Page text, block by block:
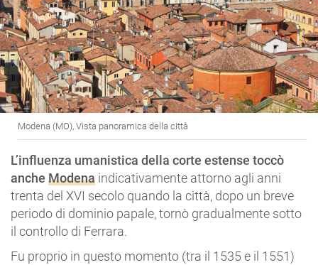
Modena (MO), Vista panoramica della città
L’influenza umanistica della corte estense toccò
anche Modena indicativamente attorno agli anni
trenta del XVI secolo quando la città, dopo un breve
periodo di dominio papale, tornò gradualmente sotto
il controllo di Ferrara.
Fu proprio in questo momento (tra il 1535 e il 1551)